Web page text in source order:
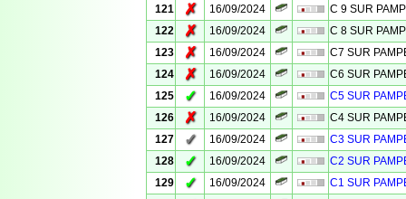
121
✗ 16/09/2024
C 9 SUR
122
✗ 16/09/2024
C 8 SUR
123
✗ 16/09/2024
C7 SUR
124
✗ 16/09/2024
C6 SUR
125
✓ 16/09/2024
C5 SUR
126
✗ 16/09/2024
C4 SUR
127
✓ 16/09/2024
C3 SUR
128
✓ 16/09/2024
C2 SUR
129
✓ 16/09/2024
C1 SUR